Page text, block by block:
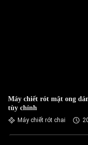
Máy chiết rót mật ong
tùy chỉnh
Máy chiết rót chai